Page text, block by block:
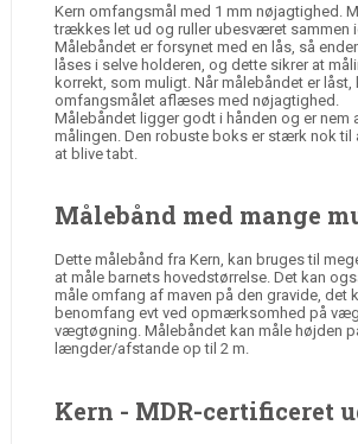
Kern omfangsmål med 1 mm nøjagtighed.
trækkes let ud og ruller ubesværet sammen
Målebåndet er forsynet med en lås, så
låses i selve holderen, og dette sikrer at
korrekt, som muligt. Når målebåndet er låst,
omfangsmålet aflæses med nøjagtighed.
Målebåndet ligger godt i hånden og er nem
målingen. Den robuste boks er stærk nok til
at blive tabt.
Målebånd med mange
Dette målebånd fra Kern, kan bruges til
at måle barnets hovedstørrelse. Det kan
måle omfang af maven på den gravide, det
benomfang evt ved opmærksomhed på
vægtøgning. Målebåndet kan måle højden
længder/afstande op til 2 m.
Kern - MDR-certificeret